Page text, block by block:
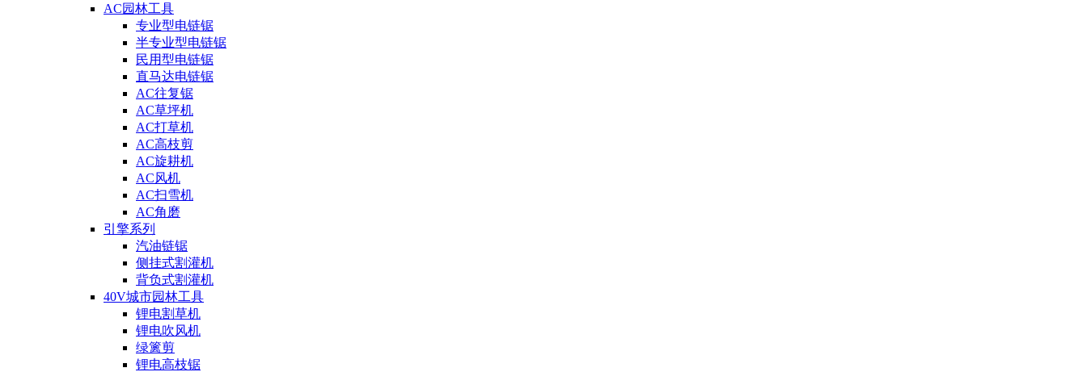
AC园林工具
专业型电链锯
半专业型电链锯
民用型电链锯
直马达电链锯
AC往复锯
AC草坪机
AC打草机
AC高枝剪
AC旋耕机
AC风机
AC扫雪机
AC角磨
引擎系列
汽油链锯
侧挂式割灌机
背负式割灌机
40V城市园林工具
锂电割草机
锂电吹风机
绿篱剪
锂电高枝锯